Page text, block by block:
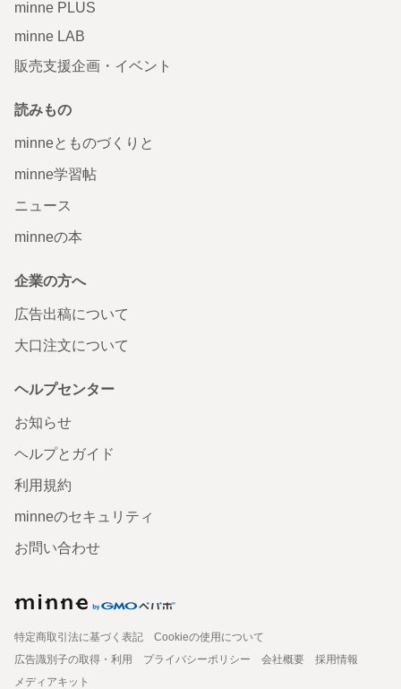
minne PLUS
minne LAB
販売支援企画・イベント
読みもの
minneとものづくりと
minne学習帖
ニュース
minneの本
企業の方へ
広告出稿について
大口注文について
ヘルプセンター
お知らせ
ヘルプとガイド
利用規約
minneのセキュリティ
お問い合わせ
特定商取引法に基づく表記
Cookieの使用について
広告識別子の取得・利用
プライバシーポリシー 会社概要
採用情報
メディアキット